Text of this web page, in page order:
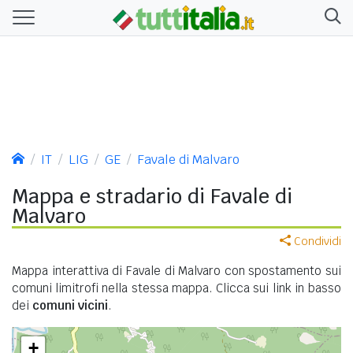
IT LIG GE Favale di Malvaro
Mappa e stradario di Favale di
Malvaro
Condividi
Mappa interattiva di Favale di Malvaro con spostamento sui
comuni limitrofi nella stessa mappa. Clicca sui link in basso
dei comuni vicini.
+